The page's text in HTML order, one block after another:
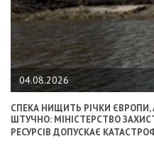
04.08.2026
СПЕКА НИЩИТЬ РІЧКИ ЄВРОПИ,
ШТУЧНО: МІНІСТЕРСТВО
РЕСУРСІВ ДОПУСКАЄ